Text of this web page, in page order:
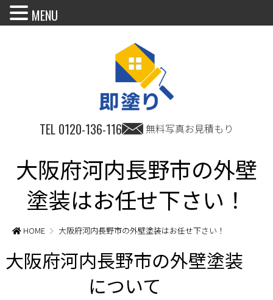
TEL 0120-136-116 無料写真お見積もり
大阪府河内長野市の外壁
塗装はお任せ下さい！
HOME 大阪府河内長野市の外壁塗装はお任せ下さい！
大阪府河内長野市の外壁塗装
について
MENU